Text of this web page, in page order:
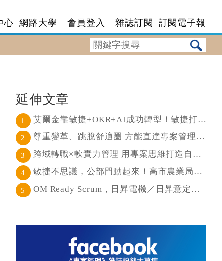
心 網路大學 會員登入 雜誌訂閱 訂閱電子報
延伸文章
1 艾爾金靠敏捷+OKR+AI成功轉型！敏捷打通任督二脈， 避免文化與流程「卡卡」導致溝通無效
2 尊重變革、跳脫舒適圈 方能直達專案管理核心
3 跨域轉職×軟實力管理 用專案思維打造自己的斜槓人生
4 敏捷不思議，公部門動起來！高市農業局打造願景導向的社區敏捷自組織
5 OM Ready Scrum，日昇電機／日昇意定打造永續維運新典範